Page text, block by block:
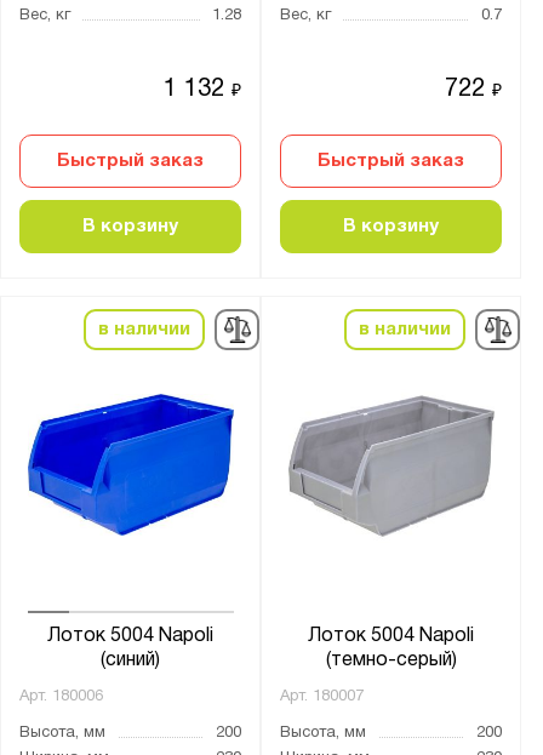
Вес, кг
1.28
1 132₽
Быстрый заказ
В корзину
Вес, кг
0.7
722₽
Быстрый заказ
В корзину
в наличии
Лоток 5004 Napoli
(синий)
Арт. 180006
Высота, мм
200
в наличии
Лоток 5004 Napoli
(темно-серый)
Арт. 180007
Высота, мм
200